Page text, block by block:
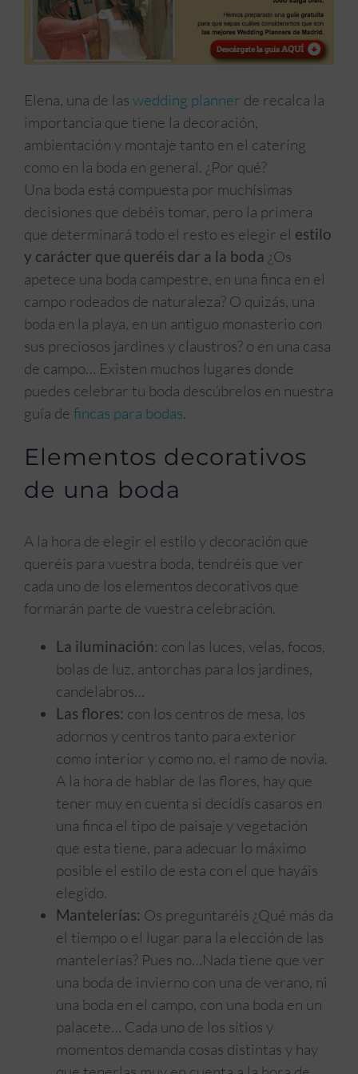
Elena, una de las wedding planner de recalca la
importancia que tiene la decoración,
ambientación y montaje tanto en el catering
como en la boda en general. ¿Por qué?
Una boda está compuesta por muchísimas
decisiones que debéis tomar, pero la primera
que determinará todo el resto es elegir el estilo
y carácter que queréis dar a la boda ¿Os
apetece una boda campestre, en una finca en el
campo rodeados de naturaleza? O quizás, una
boda en la playa, en un antiguo monasterio con
sus preciosos jardines y claustros? o en una casa
de campo… Existen muchos lugares donde
puedes celebrar tu boda descúbrelos en nuestra
guía de fincas para bodas.
Elementos decorativos
de una boda
A la hora de elegir el estilo y decoración que
queréis para vuestra boda, tendréis que ver
cada uno de los elementos decorativos que
formarán parte de vuestra celebración.
La iluminación: con las luces, velas, focos,
bolas de luz, antorchas para los jardines,
candelabros…
Las flores: con los centros de mesa, los
adornos y centros tanto para exterior
como interior y como no, el ramo de novia.
A la hora de hablar de las flores, hay que
tener muy en cuenta si decidís casaros en
una finca el tipo de paisaje y vegetación
que esta tiene, para adecuar lo máximo
posible el estilo de esta con el que hayáis
elegido.
Mantelerías: Os preguntaréis ¿Qué más da
el tiempo o el lugar para la elección de las
mantelerías? Pues no…Nada tiene que ver
una boda de invierno con una de verano, ni
una boda en el campo, con una boda en un
palacete… Cada uno de los sitios y
momentos demanda cosas distintas y hay